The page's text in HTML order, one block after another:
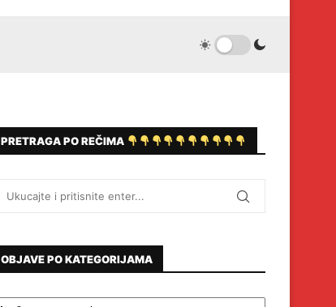
PRETRAGA PO REČIMA
OBJAVE PO KATEGORIJAMA